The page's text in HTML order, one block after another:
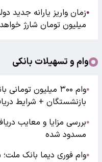
●
میلیون تومان شارژ
وام و تسهیلات بانکی
●
وام ۳۰۰ میلیون
بازنشستگان + شرایط
●بررسی مزایا و معایب
مسدود شده
●وام فوری دیما بانک